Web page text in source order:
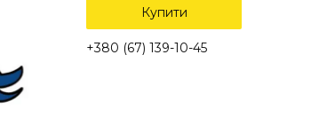
Купити
+380 (67) 139-10-45